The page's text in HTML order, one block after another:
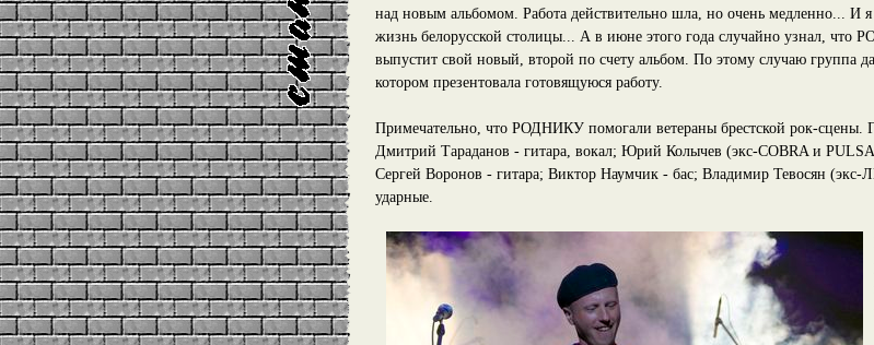
над новым альбомом. Работа действительно шла, но очень медленно... И
жизнь белорусской столицы... А в июне этого года случайно узнал,
выпустит свой новый, второй по счету альбом. По этому случаю группа
котором презентовала готовящуюся работу.
Примечательно, что РОДНИКУ помогали ветераны брестской рок-сцены.
Дмитрий Тараданов - гитара, вокал; Юрий Колычев (экс-COBRA и
Сергей Воронов - гитара; Виктор Наумчик - бас; Владимир Тевосян
ударные.